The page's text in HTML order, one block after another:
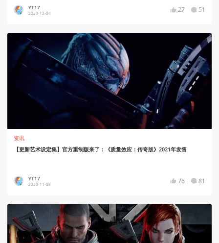
YT17
2020-12-04 27 51
资讯
【更新艺术设定集】官方重制版来了：《质量效应：传奇版》2021年发售
YT17
2020-11-08 76 81